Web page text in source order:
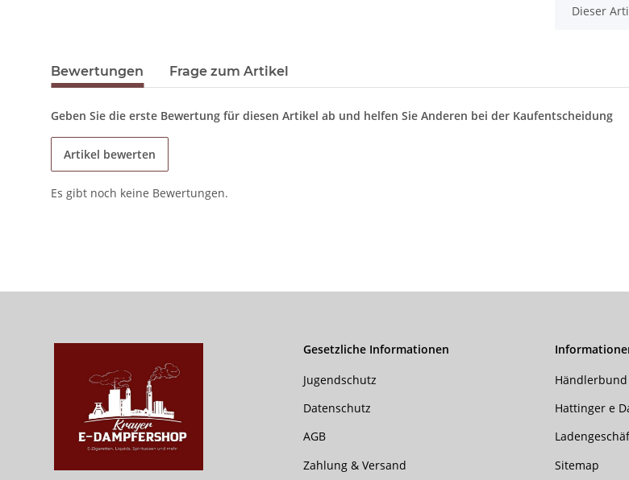
x
Dieser
Bewertungen Frage zum Artikel
Geben Sie die erste Bewertung für diesen Artikel ab und helfen Sie Anderen bei der Kaufentscheidung
Artikel bewerten
Es gibt noch keine Bewertungen.
Gesetzliche Informationen
Jugendschutz
Datenschutz
AGB
Zahlung & Versand
Händlerbund
Hattinger e
Sitemap